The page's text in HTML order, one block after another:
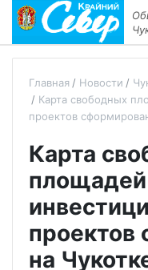
Главная Новости
Карта свободных
проектов
Карта
проектов
на